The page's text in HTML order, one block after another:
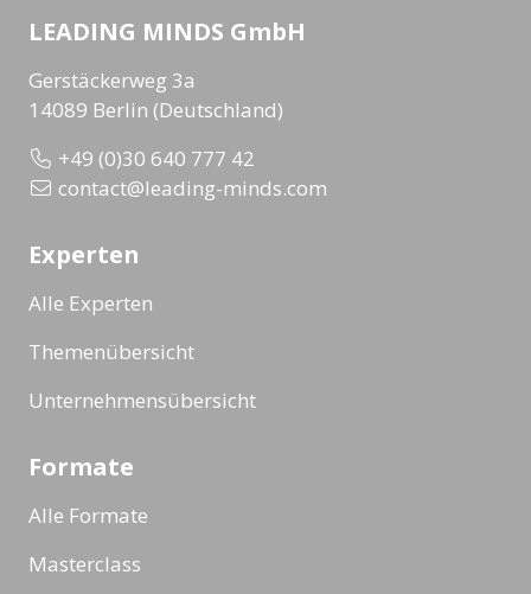
LEADING MINDS GmbH
Gerstäckerweg 3a
14089 Berlin (Deutschland)
+49 (0)30 640 777 42
contact@leading-minds.com
Experten
Alle Experten
Themenübersicht
Unternehmensübersicht
Formate
Alle Formate
Masterclass